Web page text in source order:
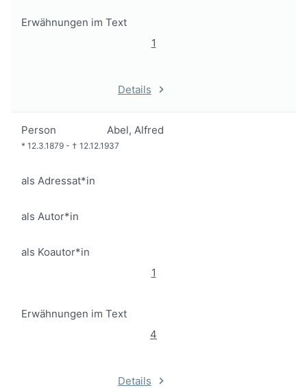
Erwähnungen im Text
1
Details
Person Abel, Alfred
* 12.3.1879 - † 12.12.1937
als Adressat*in
als Autor*in
als Koautor*in
1
Erwähnungen im Text
4
Details